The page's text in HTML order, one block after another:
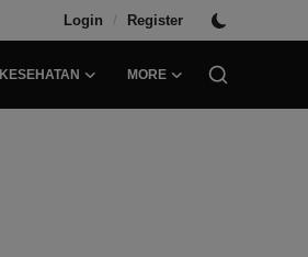
Login / Register
KESEHATAN MORE